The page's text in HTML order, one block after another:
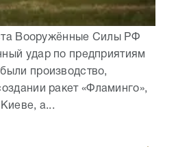
Вооружённые Силы РФ
удар по предприятиям
производство,
ракет «Фламинго»,
а...